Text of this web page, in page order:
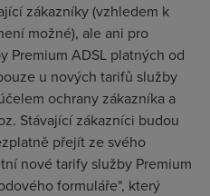
zákazníky (vzhledem k
možné), ale ani pro
Premium ADSL platných od
u nových tarifů služby
ochrany zákazníka a
Stávající zákazníci budou
přejít ze svého
nové tarify služby Premium
formuláře", který